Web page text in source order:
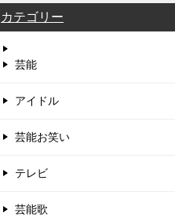
カテゴリー
芸能
アイドル
芸能お笑い
テレビ
芸能歌